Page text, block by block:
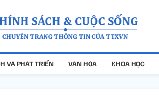
VÀ PHÁT TRIỂN VĂN HÓA KHOA HỌC